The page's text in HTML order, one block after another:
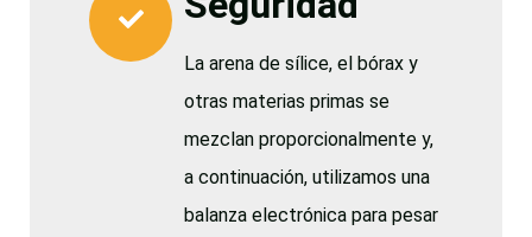
La arena de sílice, el bórax y
otras materias primas se
mezclan proporcionalmente y,
a continuación, utilizamos una
balanza electrónica para pesar